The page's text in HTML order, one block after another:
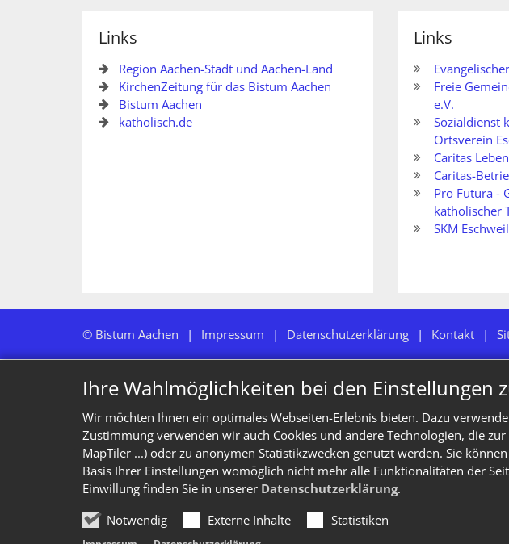
Ihre Wahlmöglichkeiten bei den Einstellungen
Wir möchten Ihnen ein optimales Webseiten-Erlebnis bieten. Dazu
Zustimmung verwenden wir auch Cookies und andere Technologien, die
MapTiler ...) oder zu anonymen Statistikzwecken genutzt werden. Sie
Basis Ihrer Einstellungen womöglich nicht mehr alle Funktionalitäten der
Einwillung finden Sie in unserer Datenschutzerklärung.
Notwendig
Externe Inhalte Statistiken
Links
Region Aachen-Stadt und Aachen-Land
KirchenZeitung für das Bistum Aachen
Bistum Aachen
katholisch.de
Links
Freie
e.V.
Sozialdienst
Ortsverein
Caritas
Caritas-
Pro Futura -
katholischer
SKM
© Bistum Aachen Impressum Datenschutzerklärung Kontakt